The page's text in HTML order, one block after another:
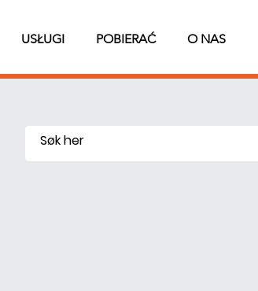
USŁUGI POBIERAĆ O NAS